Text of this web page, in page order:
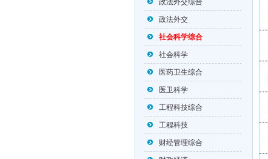
政法外交综合
政法外交
社会科学综合
社会科学
医药卫生综合
医卫科学
工程科技综合
工程科技
财经管理综合